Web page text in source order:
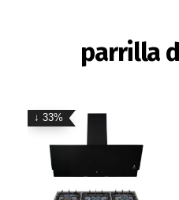
parrilla
↓ 33%